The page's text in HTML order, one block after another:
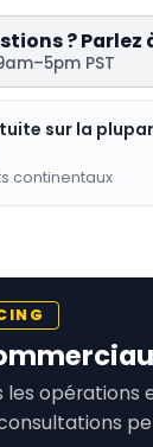
?
PST
sur la
continentaux
les